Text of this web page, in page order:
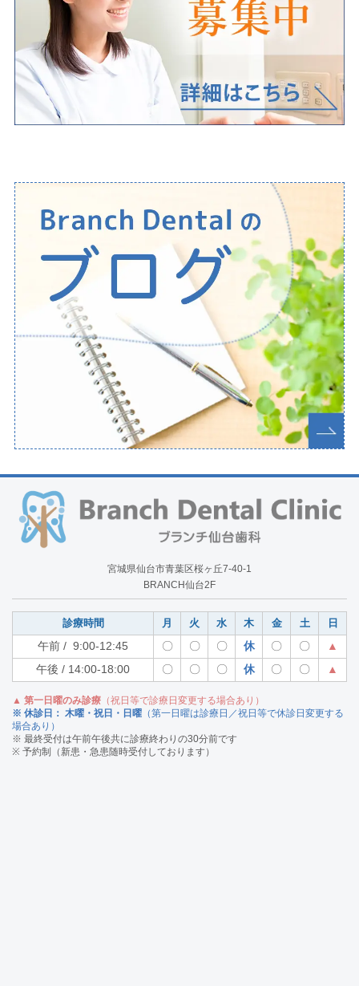
宮城県仙台市青葉区桜ヶ丘7-40-1
BRANCH仙台2F
診療時間 月 火 水 木 金 土
日
午前 / 9:00-12:45
〇 〇 〇 休 〇 〇
▲
午後 / 14:00-18:00
〇 〇 〇 休 〇 〇 ▲
▲ 第一日曜のみ診療 （祝日等で診療日変更する場合あり）
※ 休診日： 木曜・祝日・日曜 （第一日曜は診療日／祝日等で休診日変更する
場合あり）
※ 最終受付は午前午後共に診療終わりの30分前です
※ 予約制（新患・急患随時受付しております）